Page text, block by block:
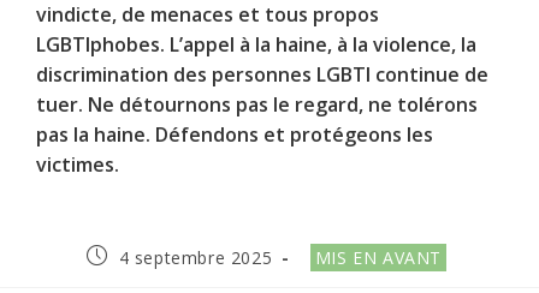
vindicte, de menaces et tous propos
LGBTIphobes. L’appel à la haine, à la violence, la
discrimination des personnes LGBTI continue de
tuer. Ne détournons pas le regard, ne tolérons
pas la haine. Défendons et protégeons les
victimes.
4 septembre 2025 MIS EN AVANT